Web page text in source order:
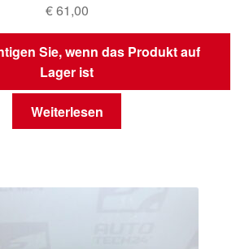
€61,00
Sie, wenn das Produkt auf
Lager ist
Weiterlesen